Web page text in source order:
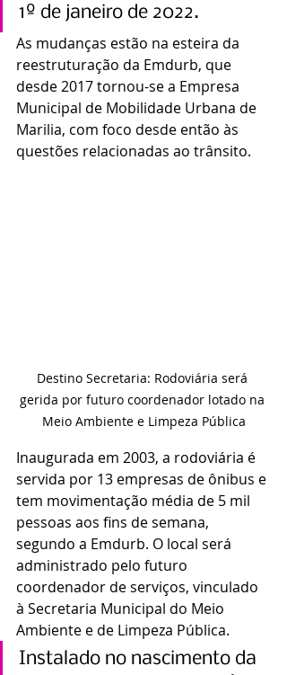
1º de janeiro de 2022.
As mudanças estão na esteira da
reestruturação da Emdurb, que
desde 2017 tornou-se a Empresa
Municipal de Mobilidade Urbana de
Marilia, com foco desde então às
questões relacionadas ao trânsito.
Destino Secretaria: Rodoviária será
gerida por futuro coordenador lotado na
Meio Ambiente e Limpeza Pública
Inaugurada em 2003, a rodoviária é
servida por 13 empresas de ônibus e
tem movimentação média de 5 mil
pessoas aos fins de semana,
segundo a Emdurb. O local será
administrado pelo futuro
coordenador de serviços, vinculado
à Secretaria Municipal do Meio
Ambiente e de Limpeza Pública.
Instalado no nascimento da